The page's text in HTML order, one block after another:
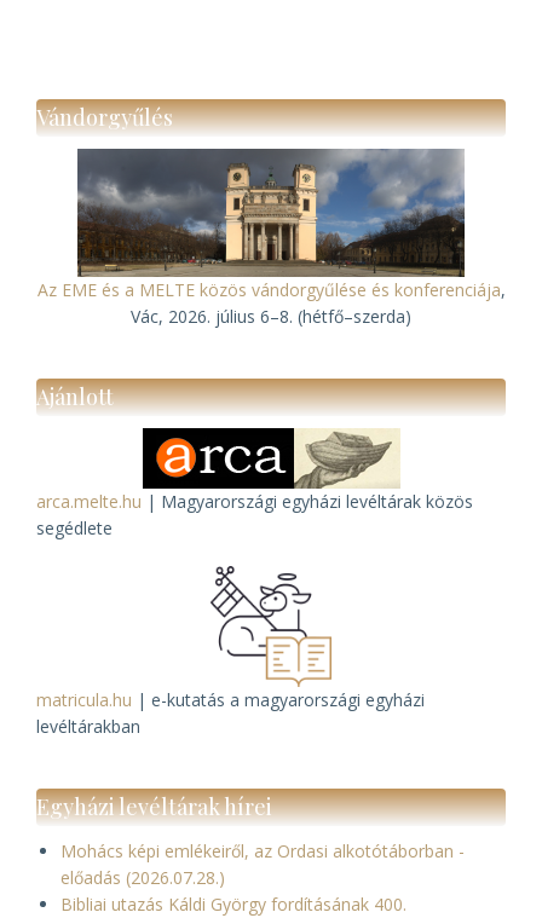
Vándorgyűlés
Az EME és a MELTE közös vándorgyűlése és konferenciája,
Vác, 2026. július 6–8. (hétfő–szerda)
Ajánlott
arca.melte.hu | Magyarországi egyházi levéltárak közös
segédlete
matricula.hu | e-kutatás a magyarországi egyházi
levéltárakban
Egyházi levéltárak hírei
Mohács képi emlékeiről, az Ordasi alkotótáborban -
előadás (2026.07.28.)
Bibliai utazás Káldi György fordításának 400.